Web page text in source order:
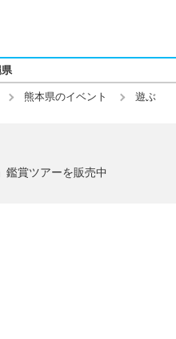
熊本県のイベント 遊ぶ
鑑賞ツアーを販売中